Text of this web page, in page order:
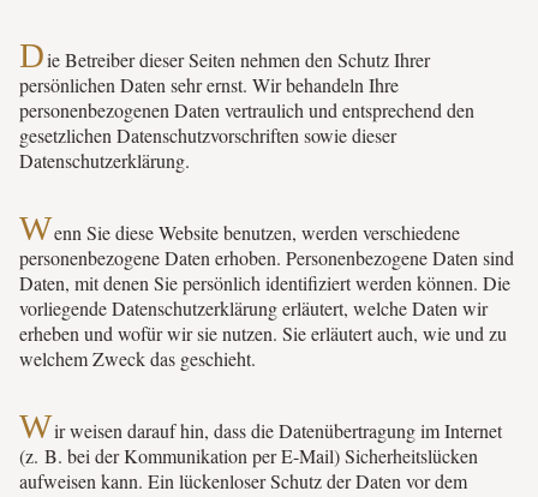
Die Betreiber dieser Seiten nehmen den Schutz Ihrer
persönlichen Daten sehr ernst. Wir behandeln Ihre
personenbezogenen Daten vertraulich und entsprechend den
gesetzlichen Datenschutzvorschriften sowie dieser
Datenschutzerklärung.
Wenn Sie diese Website benutzen, werden verschiedene
personenbezogene Daten erhoben. Personenbezogene Daten sind
Daten, mit denen Sie persönlich identifiziert werden können. Die
vorliegende Datenschutzerklärung erläutert, welche Daten wir
erheben und wofür wir sie nutzen. Sie erläutert auch, wie und zu
welchem Zweck das geschieht.
Wir weisen darauf hin, dass die Datenübertragung im Internet
(z. B. bei der Kommunikation per E-Mail) Sicherheitslücken
aufweisen kann. Ein lückenloser Schutz der Daten vor dem